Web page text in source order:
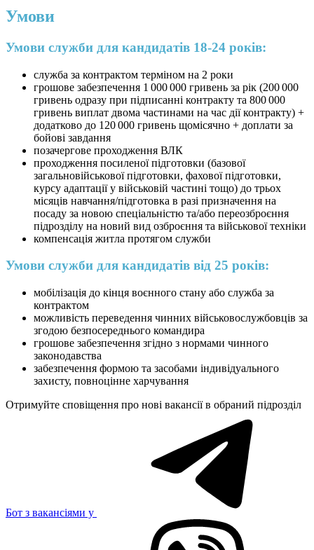
Умови
Умови служби для кандидатів 18-24 років:
служба за контрактом терміном на 2 роки
грошове забезпечення 1 000 000 гривень за рік (200 000
гривень одразу при підписанні контракту та 800 000
гривень виплат двома частинами на час дії контракту) +
додатково до 120 000 гривень щомісячно + доплати за
бойові завдання
позачергове проходження ВЛК
проходження посиленої підготовки (базової
загальновійськової підготовки, фахової підготовки,
курсу адаптації у військовій частині тощо) до трьох
місяців навчання/підготовка в разі призначення на
посаду за новою спеціальністю та/або переозброєння
підрозділу на новий вид озброєння та військової техніки
компенсація житла протягом служби
Умови служби для кандидатів від 25 років:
мобілізація до кінця воєнного стану або служба за
контрактом
можливість переведення чинних військовослужбовців за
згодою безпосереднього командира
грошове забезпечення згідно з нормами чинного
законодавства
забезпечення формою та засобами індивідуального
захисту, повноцінне харчування
Отримуйте сповіщення про нові вакансії в обраний підрозділ
Бот з вакансіями у